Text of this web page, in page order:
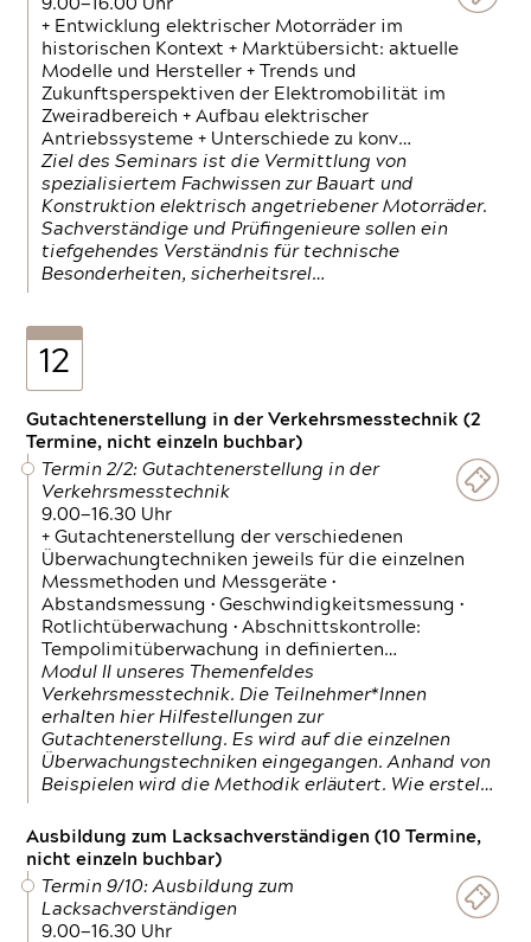
9.00—16.00 Uhr
+ Entwicklung elektrischer Motorräder im
historischen Kontext + Marktübersicht: aktuelle
Modelle und Hersteller + Trends und
Zukunftsperspektiven der Elektromobilität im
Zweiradbereich + Aufbau elektrischer
Antriebssysteme + Unterschiede zu konv…
Ziel des Seminars ist die Vermittlung von
spezialisiertem Fachwissen zur Bauart und
Konstruktion elektrisch angetriebener Motorräder.
Sachverständige und Prüfingenieure sollen ein
tiefgehendes Verständnis für technische
Besonderheiten, sicherheitsrel…
12
Gutachtenerstellung in der Verkehrsmesstechnik (2
Termine, nicht einzeln buchbar)
Termin 2/2: Gutachtenerstellung in der
Verkehrsmesstechnik
9.00—16.30 Uhr
+ Gutachtenerstellung der verschiedenen
Überwachungtechniken jeweils für die einzelnen
Messmethoden und Messgeräte •
Abstandsmessung • Geschwindigkeitsmessung •
Rotlichtüberwachung • Abschnittskontrolle:
Tempolimitüberwachung in definierten…
Modul II unseres Themenfeldes
Verkehrsmesstechnik. Die Teilnehmer*Innen
erhalten hier Hilfestellungen zur
Gutachtenerstellung. Es wird auf die einzelnen
Überwachungstechniken eingegangen. Anhand von
Beispielen wird die Methodik erläutert. Wie erstel…
Ausbildung zum Lacksachverständigen (10 Termine,
nicht einzeln buchbar)
Termin 9/10: Ausbildung zum
Lacksachverständigen
9.00—16.30 Uhr